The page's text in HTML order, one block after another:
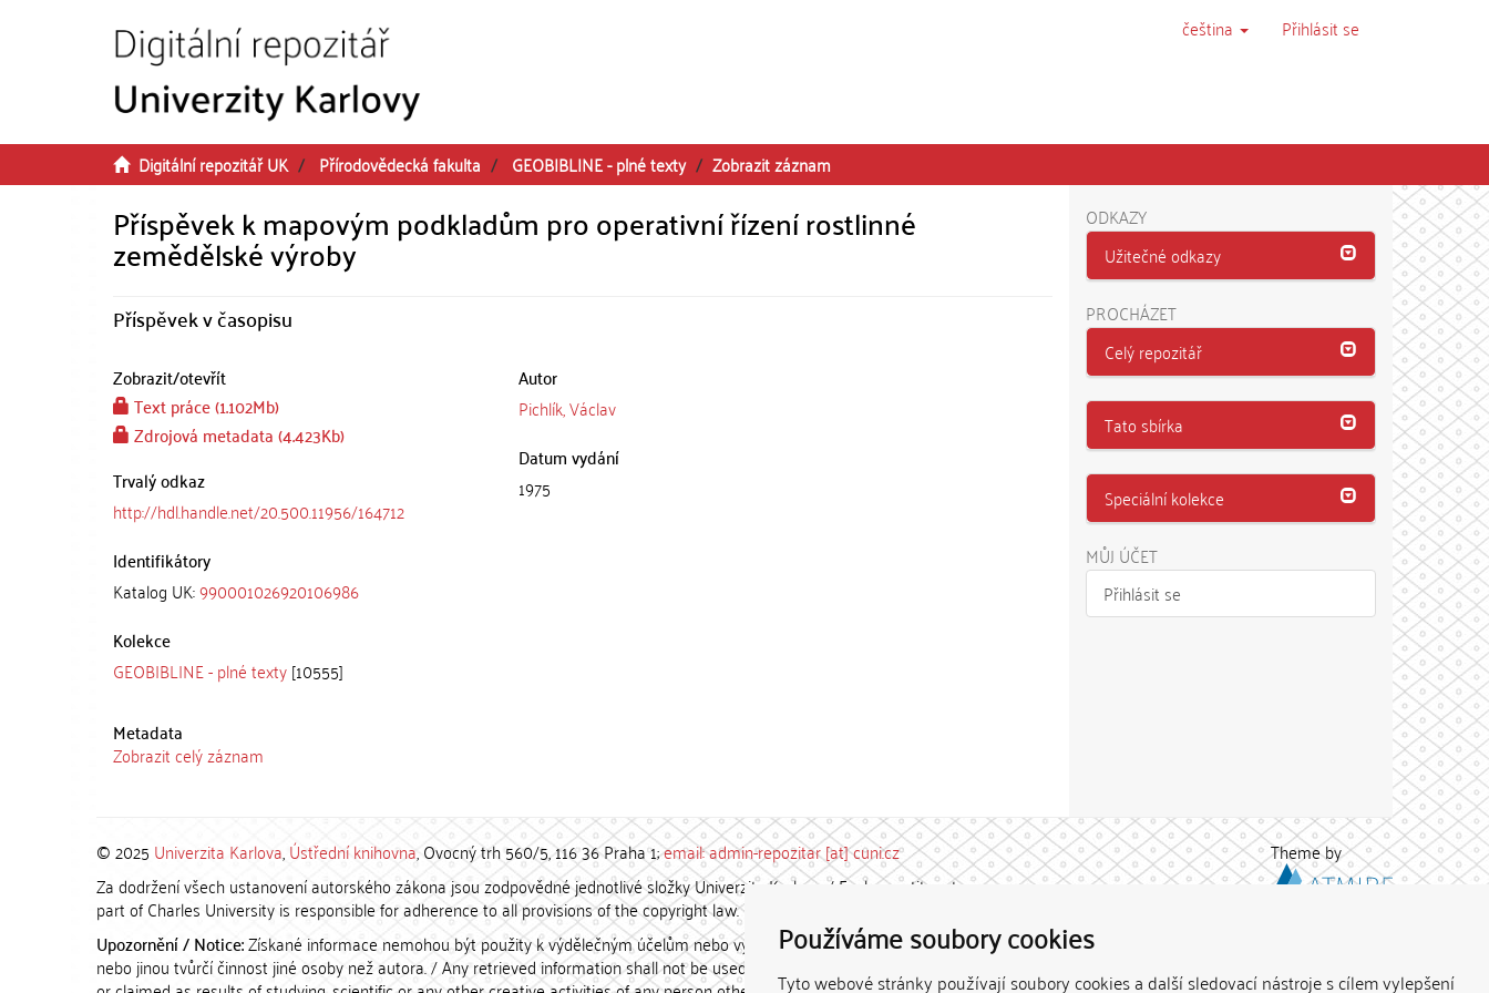
Používáme soubory cookies
Tyto webové stránky používají soubory cookies a další sledovací nástroje s cílem vylepšení
čeština Přihlásit se
Digitální repozitář UK Přírodovědecká fakulta GEOBIBLINE - plné texty Zobrazit záznam
Příspěvek k mapovým podkladům pro operativní řízení rostlinné
zemědělské výroby
Příspěvek v časopisu
Zobrazit/otevřít
Text práce (1.102Mb)
Zdrojová metadata (4.423Kb)
Trvalý odkaz
http://hdl.handle.net/20.500.11956/164712
Identifikátory
Katalog UK:990001026920106986
Kolekce
GEOBIBLINE - plné texty[10555]
Autor
Pichlík, Václav
Datum vydání
1975
Metadata
Zobrazit celý záznam
ODKAZY
Užitečné odkazy
PROCHÁZET
Celý repozitář
Tato sbírka
Speciální kolekce
MŮJ ÚČET
Přihlásit se
© 2025 Univerzita Karlova,Ústřední knihovna, Ovocný trh 560/5, 116 36 Praha 1;email: admin-repozitar [at] cuni.cz
Za dodržení všech ustanovení autorského zákona jsou zodpovědné jednotlivé složky Univerzity Karlovy. / Each constituent
part of Charles University is responsible for adherence to all provisions of the copyright law.
Upozornění / Notice:Získané informace nemohou být použity k výdělečným účelům nebo vydávány za studijní, vědeckou
nebo jinou tvůrčí činnost jiné osoby než autora. / Any retrieved information shall not be used for any commercial purposes
Theme by